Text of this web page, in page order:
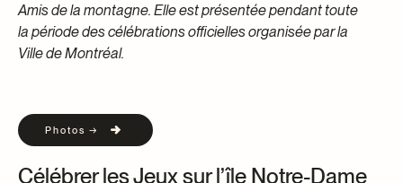
Amis de la montagne. Elle est présentée pendant toute
la période des célébrations officielles organisée par la
Ville de Montréal.
Photos →
Célébrer les Jeux sur l’île Notre-Dame